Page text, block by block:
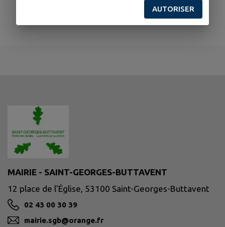
MAIRIE - SAINT-GEORGES-BUTTAVENT
12 place de l'Église, 53100 Saint-Georges-Buttavent
02 43 00 30 39
mairie.sgb@orange.fr
AUTORISER